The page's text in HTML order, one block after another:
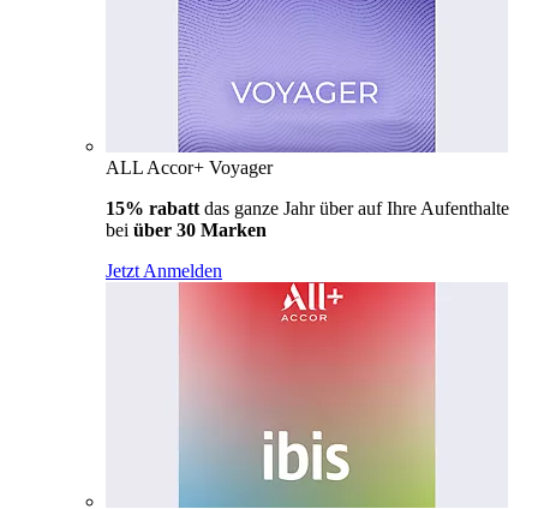
ALL Accor+ Voyager
15% rabatt das ganze Jahr über auf Ihre Aufenthalte
bei über 30 Marken
Jetzt Anmelden